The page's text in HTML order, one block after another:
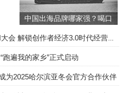
中国出海品牌哪家强？喝口
遍我的家乡”正式启动
为2025哈尔滨亚冬会官方合作伙伴